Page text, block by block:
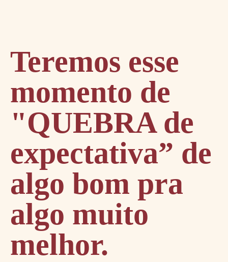
Teremos esse
momento de
"QUEBRA de
expectativa” de
algo bom pra
algo muito
melhor.